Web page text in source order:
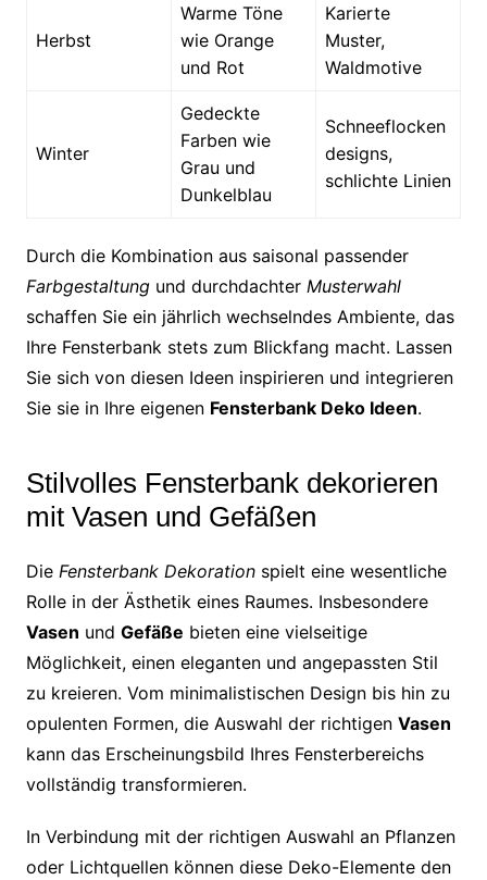
Herbst
Warme Töne
wie Orange
und Rot
Karierte
Muster,
Waldmotive
Winter
Gedeckte
Farben wie
Grau und
Dunkelblau
Schneeflocken
designs,
schlichte Linien
Durch die Kombination aus saisonal passender
Farbgestaltungund durchdachter Musterwahl
schaffen Sie ein jährlich wechselndes Ambiente, das
Ihre Fensterbank stets zum Blickfang macht. Lassen
Sie sich von diesen Ideen inspirieren und integrieren
Sie sie in Ihre eigenen Fensterbank Deko Ideen.
Stilvolles Fensterbank dekorieren
mit Vasen und Gefäßen
Die Fensterbank Dekorationspielt eine wesentliche
Rolle in der Ästhetik eines Raumes. Insbesondere
Vasen und Gefäße bieten eine vielseitige
Möglichkeit, einen eleganten und angepassten Stil
zu kreieren. Vom minimalistischen Design bis hin zu
opulenten Formen, die Auswahl der richtigen Vasen
kann das Erscheinungsbild Ihres Fensterbereichs
vollständig transformieren.
In Verbindung mit der richtigen Auswahl an Pflanzen
oder Lichtquellen können diese Deko-Elemente den